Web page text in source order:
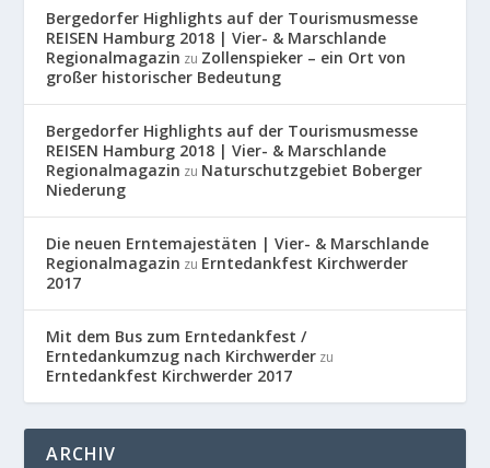
Bergedorfer Highlights auf der Tourismusmesse
REISEN Hamburg 2018 | Vier- & Marschlande
Regionalmagazin zu Zollenspieker – ein Ort von
großer historischer Bedeutung
Bergedorfer Highlights auf der Tourismusmesse
REISEN Hamburg 2018 | Vier- & Marschlande
Regionalmagazin zu Naturschutzgebiet Boberger
Niederung
Die neuen Erntemajestäten | Vier- & Marschlande
Regionalmagazin zu Erntedankfest Kirchwerder
2017
Mit dem Bus zum Erntedankfest /
Erntedankumzug nach Kirchwerder zu
Erntedankfest Kirchwerder 2017
ARCHIV